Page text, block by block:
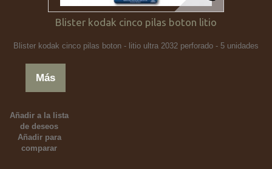
Blister kodak cinco pilas boton litio
Blister kodak cinco pilas boton - litio ultra 2032 perforado - 5 unidades
Más
Añadir a la lista
de deseos
Añadir para
comparar